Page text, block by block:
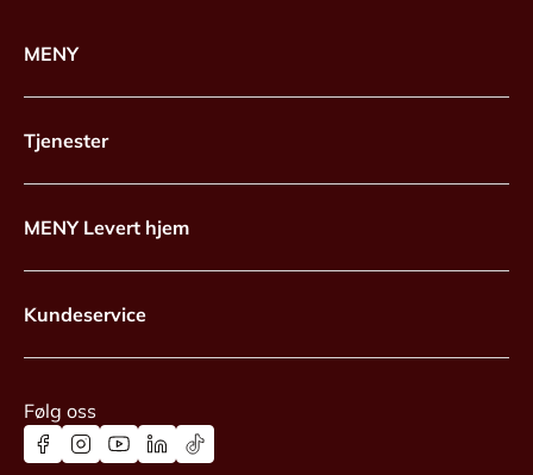
MENY
Tjenester
MENY Levert hjem
Kundeservice
Følg oss